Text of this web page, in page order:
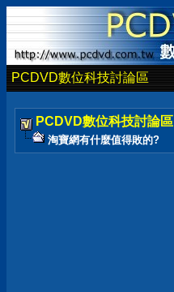
PCDVD數位科技討論區
PCDVD數位科技討論區
淘寶網有什麼值得敗的?